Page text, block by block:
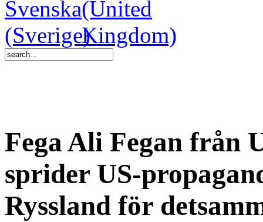
Fega Ali Fegan från
sprider US-
Ryssland för